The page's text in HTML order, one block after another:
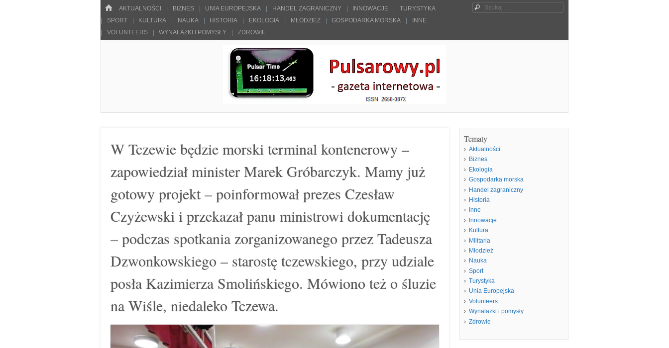
HOME
Menu
SKOCZ DO TREŚCI
AKTUALNOŚCI BIZNES UNIA EUROPEJSKA HANDEL ZAGRANICZNY INNOWACJE
TURYSTYKA
SPORT
KULTURA NAUKA HISTORIA EKOLOGIA MŁODZIEŻ GOSPODARKA MORSKA
INNE
VOLUNTEERS
WYNALAZKI I POMYSŁY ZDROWIE
Szukaj
W Tczewie będzie morski terminal kontenerowy –
zapowiedział minister Marek Gróbarczyk. Mamy już
gotowy projekt – poinformował prezes Czesław
Czyżewski i przekazał panu ministrowi dokumentację
– podczas spotkania zorganizowanego przez Tadeusza
Dzwonkowskiego – starostę tczewskiego, przy udziale
posła Kazimierza Smolińskiego. Mówiono też o śluzie
na Wiśle, niedaleko Tczewa.
Tematy
Aktualności
Biznes
Ekologia
Gospodarka morska
Handel zagraniczny
Historia
Inne
Innowacje
Kultura
MIlitaria
Młodzież
Nauka
Sport
Turystyka
Unia Europejska
Volunteers
Wynalazki i pomysły
Zdrowie